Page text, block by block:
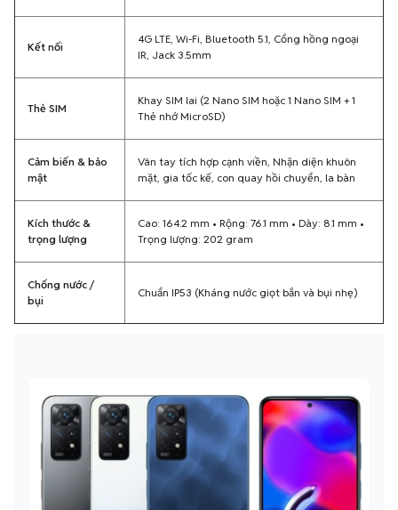
Kết nối
4G LTE, Wi-Fi, Bluetooth 5.1, Cổng hồng ngoại
IR, Jack 3.5mm
Thẻ SIM
Khay SIM lai (2 Nano SIM hoặc 1 Nano SIM + 1
Thẻ nhớ MicroSD)
Cảm biến & bảo
mật
Vân tay tích hợp cạnh viền, Nhận diện khuôn
mặt, gia tốc kế, con quay hồi chuyển, la bàn
Kích thước &
trọng lượng
Cao: 164.2 mm • Rộng: 76.1 mm • Dày: 8.1 mm •
Trọng lượng: 202 gram
Chống nước /
bụi
Chuẩn IP53 (Kháng nước giọt bắn và bụi nhẹ)